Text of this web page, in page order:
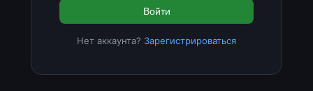
Войти
Нет аккаунта? Зарегистрироваться